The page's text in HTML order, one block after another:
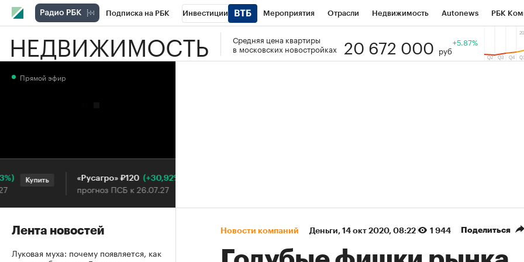
Подписка на РБК Инвестиции Мероприятия Отрасли Недвижимость Autonews РБК
РБК Вино Спорт Школа управления РБК РБК Образование Тренды
НЕДВИЖИМОСТЬ
Средняя цена квартиры
в московских новостройках
20 672 000 руб
+5.87%
Новости компаний Деньги⁠, 14 окт 2020, 08:22 1 944 Поделиться
Прямой эфир
Купить «Русагро» ₽120 (+30,92%)
прогноз ПСБ к 26.07.27
Лента новостей
Луковая муха: почему появляется, как